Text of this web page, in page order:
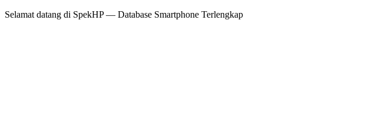
Selamat datang di SpekHP— Database Smartphone Terlengkap